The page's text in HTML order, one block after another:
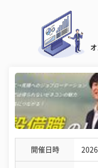
開催日時